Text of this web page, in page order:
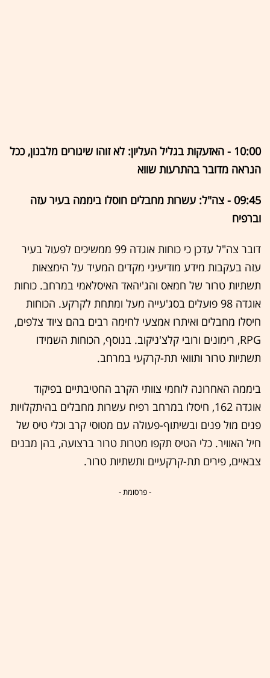
10:00 - האזעקות בגליל העליון: לא זוהו שיגורים מלבנון, ככל
הנראה מדובר בהתרעות שווא
09:45 - צה"ל: עשרות מחבלים חוסלו ביממה בעיר עזה
וברפיח
דובר צה"ל עדכן כי כוחות אוגדה 99 ממשיכים לפעול בעיר
עזה בעקבות מידע מודיעיני מקדים המעיד על הימצאות
תשתיות טרור של חמאס והג'יהאד האיסלאמי במרחב. כוחות
אוגדה 98 פועלים בסג'עייה מעל ומתחת לקרקע. הכוחות
חיסלו מחבלים ואיתרו אמצעי לחימה רבים בהם ציוד צלפים,
RPG, רימונים ורובי קלצ'ניקוב. בנוסף, הכוחות השמידו
תשתיות טרור ותוואי תת-קרקעי במרחב.
ביממה האחרונה לוחמי צוותי הקרב החטיבתיים בפיקוד
אוגדה 162, חיסלו במרחב רפיח עשרות מחבלים בהיתקלויות
פנים מול פנים ובשיתוף-פעולה עם מטוסי קרב וכלי טיס של
חיל האוויר. כלי הטיס תקפו מטרות טרור ברצועה, בהן מבנים
צבאיים, פירים תת-קרקעיים ותשתיות טרור.
- פרסומת -